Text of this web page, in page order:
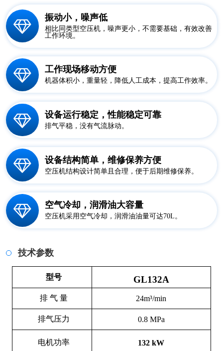
振动小，噪声低
相比同类型空压机，噪声更小，不需要基础，有效改善
工作环境。
工作现场移动方便
机器体积小，重量轻，降低人工成本，提高工作效率。
设备运行稳定，性能稳定可靠
排气平稳，没有气流脉动。
设备结构简单，维修保养方便
空压机结构设计简单且合理，便于后期维修保养。
空气冷却，润滑油大容量
空压机采用空气冷却，润滑油油量可达70L。
技术参数
型号 GL132A
排 气 量 24m³/min
排气压力 0.8 MPa
电机功率 132 kW